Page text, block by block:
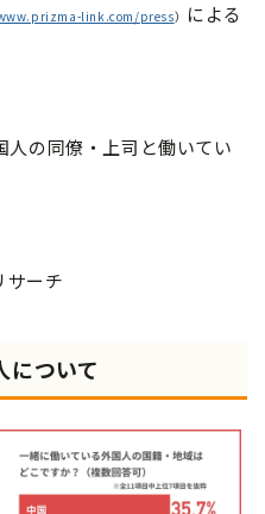
link.com/press） による
人の同僚・上司と働いてい
サーチ
について